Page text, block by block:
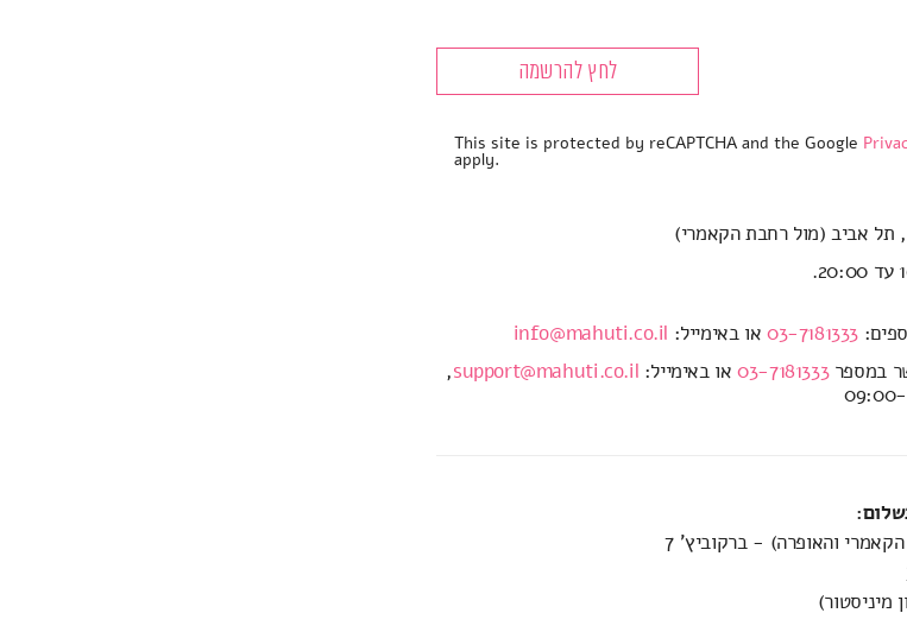
This site is protected by reCAPTCHA and the Google
apply.
03-7181333 או באימייל: info@mahuti.co.il
במספר03-7181333או באימייל: support@mahuti.co.il
,
והאופרה) - ברקוביץ' 7